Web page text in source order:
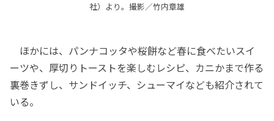
社）より。撮影／竹内章雄
ほかには、パンナコッタや桜餅など春に食べたいスイ
ーツや、厚切りトーストを楽しむレシピ、カニかまで作る
裏巻きずし、サンドイッチ、シューマイなども紹介されて
いる。